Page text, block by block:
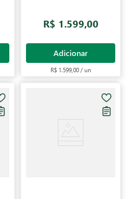
R$ 1.599,00
Adicionar
R$ 1.599,00 / un